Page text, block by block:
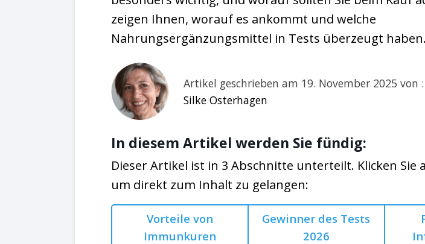
zeigen Ihnen, worauf es ankommt und welche
Nahrungsergänzungsmittel in Tests überzeugt haben.
Artikel geschrieben am 19. November 2025 von :
Silke Osterhagen
In diesem Artikel werden Sie fündig:
Dieser Artikel ist in 3 Abschnitte unterteilt. Klicken Sie
um direkt zum Inhalt zu gelangen:
Vorteile von
Immunkuren
Gewinner des Tests
2026